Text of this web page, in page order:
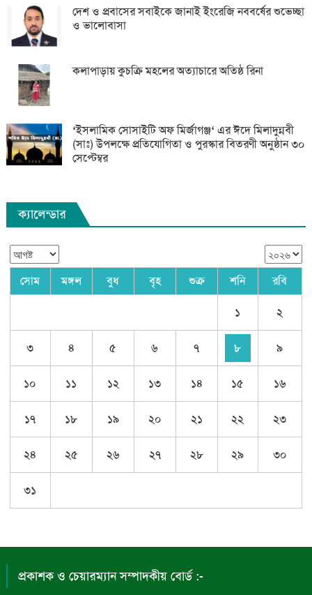
দেশ ও প্রবাসের সবাইকে জানাই ইংরেজি নববর্ষের শুভেচ্ছা
ও ভালোবাসা
কলাপাড়ায় কুচক্রি মহলের অত্যাচারে অতিষ্ঠ রিনা
‘ইসলামিক সোসাইটি অফ মির্জাগঞ্জ‘ এর ঈদে মিলাদুন্নবী
(সাঃ) উপলক্ষে প্রতিযোগিতা ও পুরস্কার বিতরণী অনুষ্ঠান ৩০
সেপ্টেম্বর
ক্যালেন্ডার
সোম মঙ্গল বুধ বৃহ শুক্র শনি রবি
১ ২
৩ ৪ ৫ ৬ ৭ ৮ ৯
১০ ১১ ১২ ১৩ ১৪ ১৫ ১৬
১৭ ১৮ ১৯ ২০ ২১ ২২ ২৩
২৪ ২৫ ২৬ ২৭ ২৮ ২৯ ৩০
৩১
প্রকাশক ও চেয়ারম্যান সম্পাদকীয় বোর্ড :-